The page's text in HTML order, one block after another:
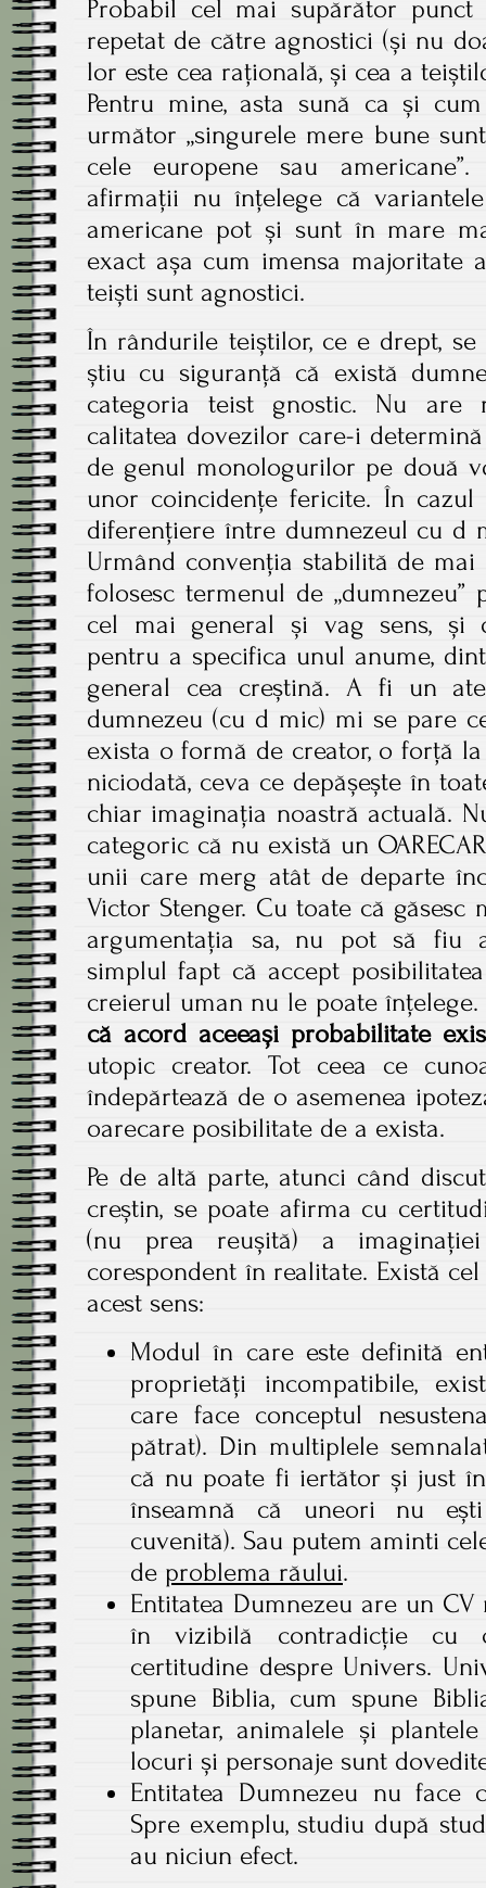
Probabil cel mai supărător
repetat de către agnostici (și nu
lor este cea rațională, și cea a
Pentru mine, asta sună ca și
următor „singurele mere bune
cele europene sau
afirmații nu înțelege că
americane pot și sunt în mare
exact așa cum imensa majoritate
teiști sunt agnostici.
În rândurile teiștilor, ce e drept,
știu cu siguranță că există
categoria teist gnostic. Nu are
calitatea dovezilor care-i
de genul monologurilor pe două
unor coincidențe fericite. În
diferențiere între dumnezeul cu d
Urmând convenția stabilită de
folosesc termenul de
cel mai general și vag sens, și
pentru a specifica unul anume,
general cea creștină. A fi un
dumnezeu (cu d mic) mi se pare
exista o formă de creator, o forță
niciodată, ceva ce depășește în
chiar imaginația noastră actuală.
categoric că nu există un
unii care merg atât de departe
Victor Stenger. Cu toate că
argumentația sa, nu pot să fiu
simplul fapt că accept
creierul uman nu le poate
că acord aceeași probabilitate
utopic creator. Tot ceea ce
îndepărtează de o asemenea
oarecare posibilitate de a exista.
Pe de altă parte, atunci când
creștin, se poate afirma cu
(nu prea reușită) a
corespondent în realitate. Există
acest sens:
Modul în care este definită
proprietăți incompatibile,
care face conceptul
pătrat). Din multiplele
că nu poate fi iertător și just
înseamnă că uneori nu
cuvenită). Sau putem aminti
de problema răului.
Entitatea Dumnezeu are un
în vizibilă contradicție cu
certitudine despre Univers.
spune Biblia, cum spune
planetar, animalele și
locuri și personaje sunt
Entitatea Dumnezeu nu face
Spre exemplu, studiu după
au niciun efect.